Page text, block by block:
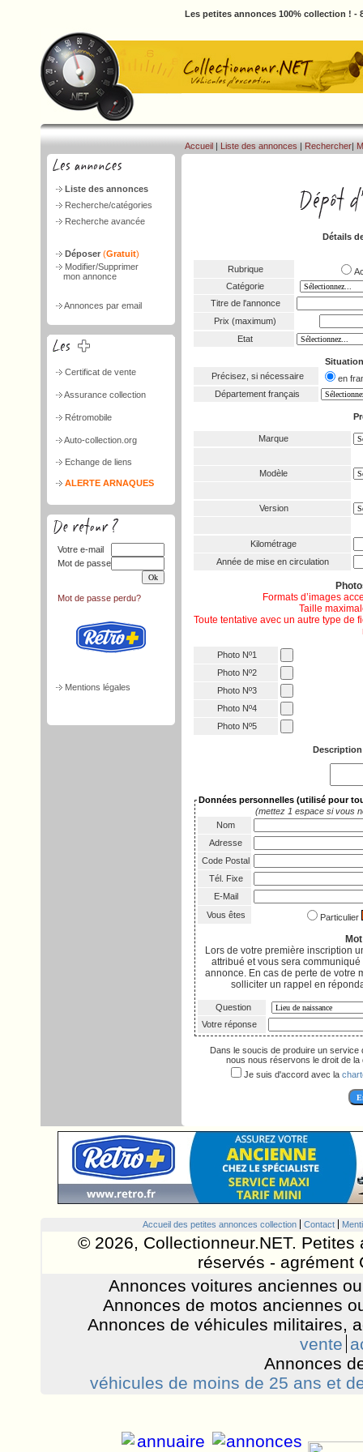
Les petites annonces 100% collection ! -
Liste des annonces
Recherche/catégories
Recherche avancée
Déposer (Gratuit)
Modifier/Supprimer
mon annonce
Annonces par email
Certificat de vente
Assurance collection
Rétromobile
Auto-collection.org
Echange de liens
ALERTE ARNAQUES
Votre e-mail
Mot de passe
Mot de passe perdu?
Mentions légales
Accueil | Liste des annonces | Rechercher|
Détails
Rubrique
Catégorie
Titre de l'annonce
Prix (maximum)
Etat
Précisez, si nécessaire
en
Département français
Marque
Modèle
Version
Kilométrage
Année de mise en circulation
Formats d’images
Taille
Toute tentative avec un autre type de
Photo Nº1
Photo Nº2
Photo Nº3
Photo Nº4
Photo Nº5
Données personnelles (utilisé pour
(mettez 1 espace si vous
Nom
Adresse
Code Postal
Tél. Fixe
E-Mail
Vous êtes
Particulier
Lors de votre première inscription
attribué et vous sera
annonce. En cas de perte de votre
solliciter un rappel en
Question
Votre réponse
Dans le soucis de produire un
nous nous réservons le droit de la
Je suis d'accord avec la
Accueil des petites annonces collection Contact
© 2026, Collectionneur.NET.
réservés - agrément
Annonces voitures anciennes
Annonces de motos anciennes
Annonces de véhicules militaires,
vente
Annonces
véhicules de moins de 25 ans et